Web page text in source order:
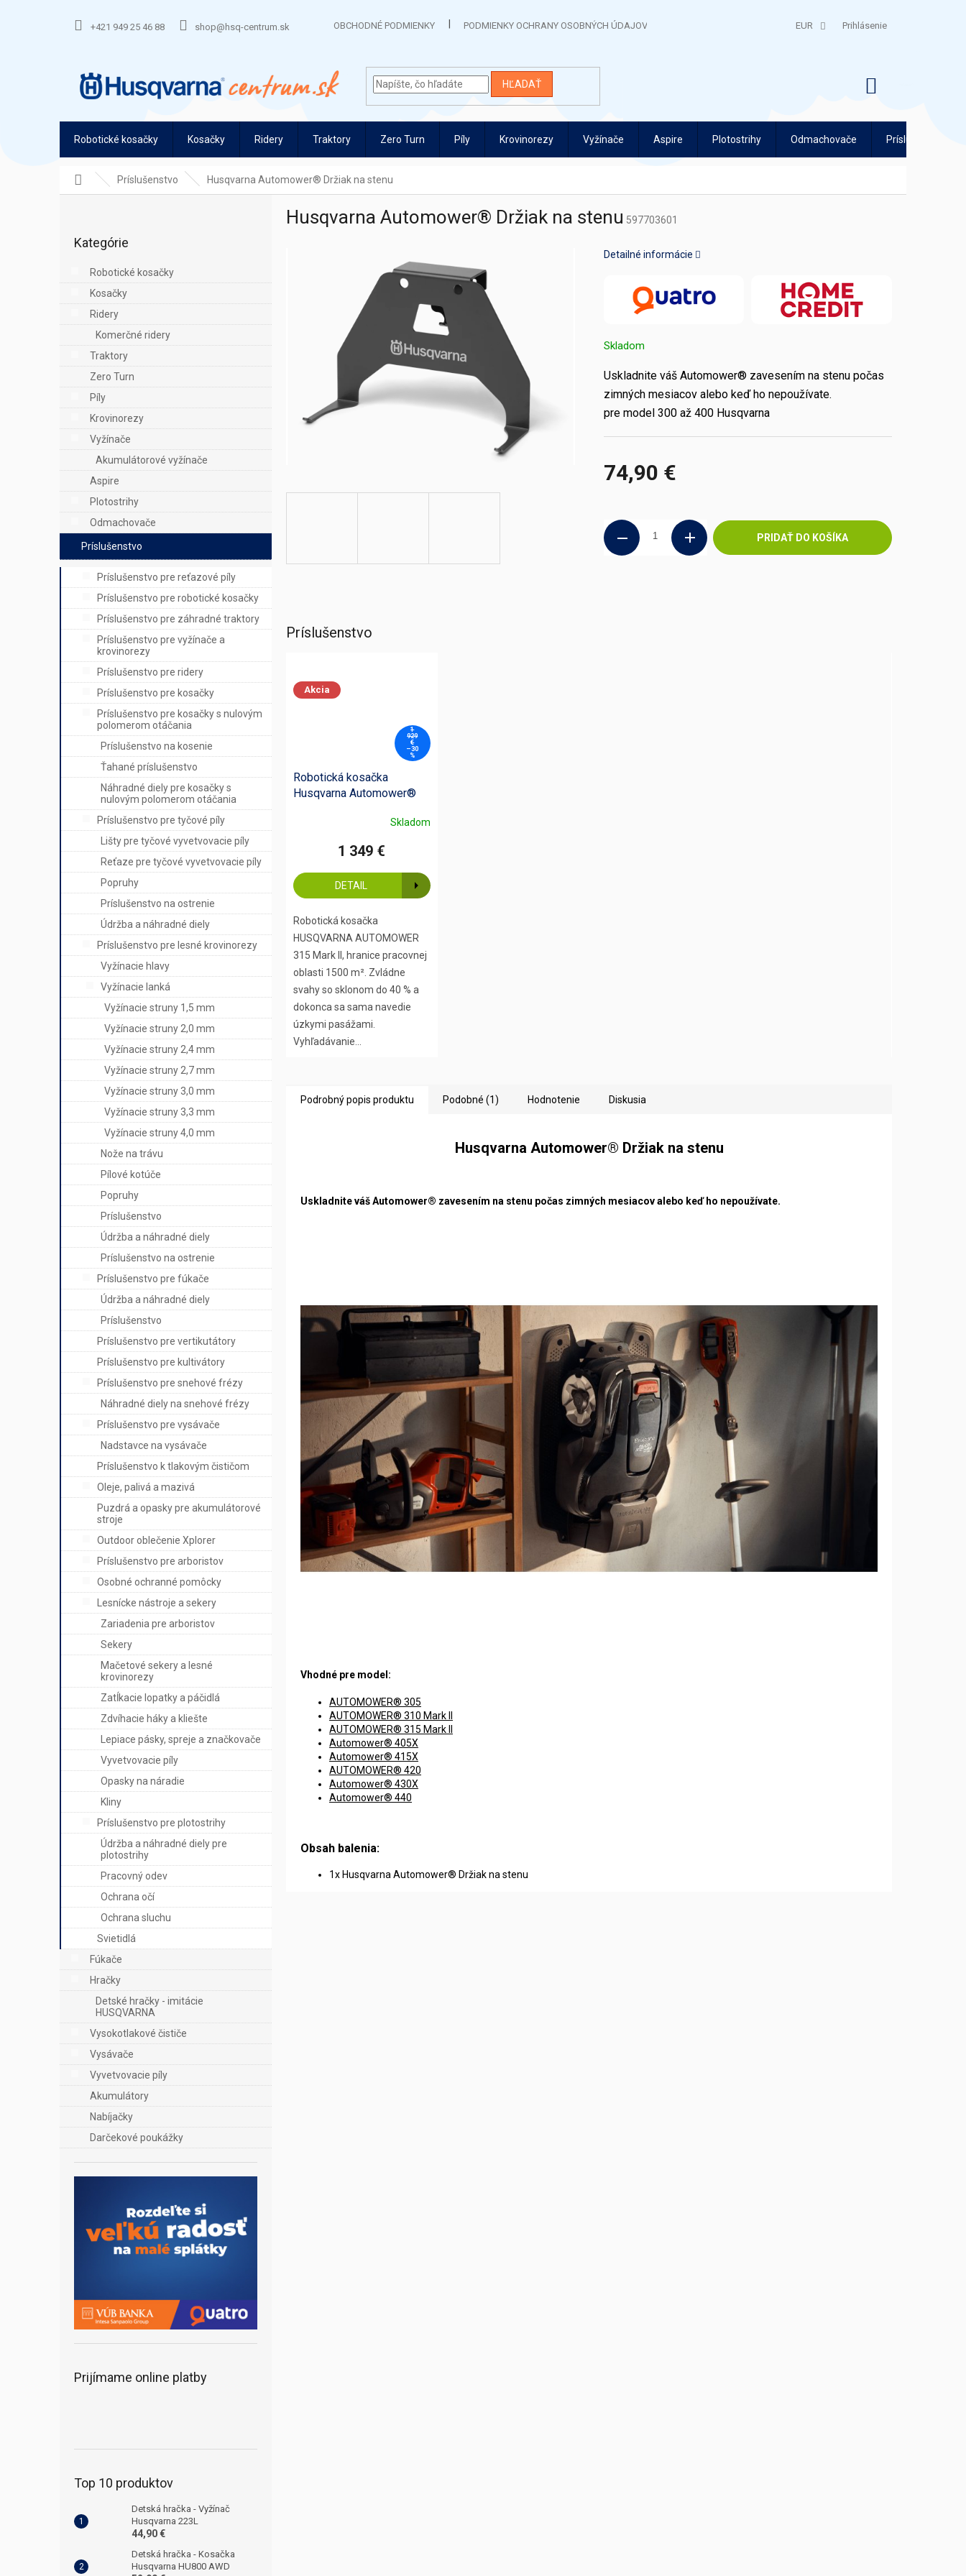
+421 949 25 46 88 shop@hsq-centrum.sk OBCHODNÉ PODMIENKY PODMIENKY OCHRANY OSOBNÝCH ÚDAJOV EUR Prihlásenie
HĽADAŤ
Robotické kosačky Kosačky Ridery Traktory Zero Turn Píly Krovinorezy Vyžínače Aspire Plotostrihy Odmachovače Príslušenstvo
DomovPríslušenstvo Husqvarna Automower® Držiak na stenu
p
e
l
kategórie
Kategórie
Robotické kosačky
Kosačky
Ridery
Komerčné ridery
Traktory
Zero Turn
Píly
Krovinorezy
Vyžínače
Akumulátorové vyžínače
Aspire
Plotostrihy
Odmachovače
Príslušenstvo
Príslušenstvo pre reťazové píly
Príslušenstvo pre robotické kosačky
Príslušenstvo pre záhradné traktory
Príslušenstvo pre vyžínače a
krovinorezy
Príslušenstvo pre ridery
Príslušenstvo pre kosačky
Príslušenstvo pre kosačky s nulovým
polomerom otáčania
Príslušenstvo na kosenie
Ťahané príslušenstvo
Náhradné diely pre kosačky s
nulovým polomerom otáčania
Príslušenstvo pre tyčové píly
Lišty pre tyčové vyvetvovacie píly
Reťaze pre tyčové vyvetvovacie píly
Popruhy
Príslušenstvo na ostrenie
Údržba a náhradné diely
Príslušenstvo pre lesné krovinorezy
Vyžínacie hlavy
Vyžínacie lanká
Vyžínacie struny 1,5 mm
Vyžínacie struny 2,0 mm
Vyžínacie struny 2,4 mm
Vyžínacie struny 2,7 mm
Vyžínacie struny 3,0 mm
Vyžínacie struny 3,3 mm
Vyžínacie struny 4,0 mm
Nože na trávu
Pílové kotúče
Popruhy
Príslušenstvo
Údržba a náhradné diely
Príslušenstvo na ostrenie
Príslušenstvo pre fúkače
Údržba a náhradné diely
Príslušenstvo
Príslušenstvo pre vertikutátory
Príslušenstvo pre kultivátory
Príslušenstvo pre snehové frézy
Náhradné diely na snehové frézy
Príslušenstvo pre vysávače
Nadstavce na vysávače
Príslušenstvo k tlakovým čističom
Oleje, palivá a mazivá
Puzdrá a opasky pre akumulátorové
stroje
Outdoor oblečenie Xplorer
Príslušenstvo pre arboristov
Osobné ochranné pomôcky
Lesnícke nástroje a sekery
Zariadenia pre arboristov
Sekery
Mačetové sekery a lesné
krovinorezy
Zatĺkacie lopatky a páčidlá
Zdvíhacie háky a kliešte
Lepiace pásky, spreje a značkovače
Vyvetvovacie píly
Opasky na náradie
Kliny
Príslušenstvo pre plotostrihy
Údržba a náhradné diely pre
plotostrihy
Pracovný odev
Ochrana očí
Ochrana sluchu
Svietidlá
Fúkače
Hračky
Detské hračky - imitácie
HUSQVARNA
Vysokotlakové čističe
Vysávače
Vyvetvovacie píly
Akumulátory
Nabíjačky
Darčekové poukážky
Prijímame online platby
Top 10 produktov
Detská hračka - Vyžínač
Husqvarna 223L
44,90 €
Detská hračka - Kosačka
Husqvarna HU800 AWD
Husqvarna Automower® Držiak na stenu 597703601
74,90 €
Skladom
PRIDAŤ DO KOŠÍKA
Uskladnite váš Automower® zavesením na stenu počas
zimných mesiacov alebo keď ho nepoužívate.
pre model 300 až 400 Husqvarna
Detailné informácie
Príslušenstvo
Akcia
1
929
€
–30
%
Robotická kosačka
Husqvarna Automower®
Skladom
1 349 €
DETAIL
Robotická kosačka
HUSQVARNA AUTOMOWER
315 Mark II, hranice pracovnej
oblasti 1500 m². Zvládne
svahy so sklonom do 40 % a
dokonca sa sama navedie
úzkymi pasážami.
Vyhľadávanie...
Podrobný popis produktu Podobné (1) Hodnotenie Diskusia
Husqvarna Automower® Držiak na stenu
Uskladnite váš Automower® zavesením na stenu počas zimných mesiacov alebo keď ho nepoužívate.
Vhodné pre model:
AUTOMOWER® 305
AUTOMOWER® 310 Mark II
AUTOMOWER® 315 Mark II
Automower® 405X
Automower® 415X
AUTOMOWER® 420
Automower® 430X
Automower® 440
Obsah balenia:
1x Husqvarna Automower® Držiak na stenu